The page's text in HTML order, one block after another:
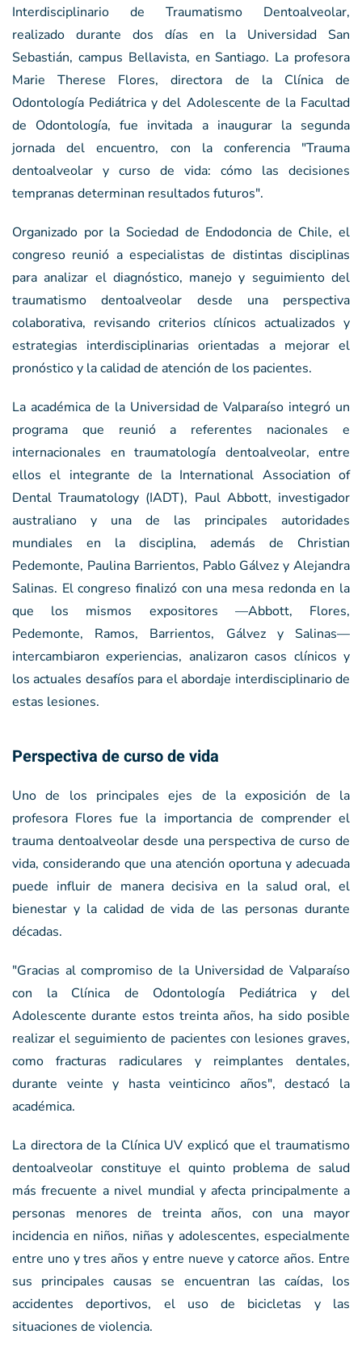
Interdisciplinario de Traumatismo Dentoalveolar,
realizado durante dos días en la Universidad San
Sebastián, campus Bellavista, en Santiago. La profesora
Marie Therese Flores, directora de la Clínica de
Odontología Pediátrica y del Adolescente de la Facultad
de Odontología, fue invitada a inaugurar la segunda
jornada del encuentro, con la conferencia "Trauma
dentoalveolar y curso de vida: cómo las decisiones
tempranas determinan resultados futuros".
Organizado por la Sociedad de Endodoncia de Chile, el
congreso reunió a especialistas de distintas disciplinas
para analizar el diagnóstico, manejo y seguimiento del
traumatismo dentoalveolar desde una perspectiva
colaborativa, revisando criterios clínicos actualizados y
estrategias interdisciplinarias orientadas a mejorar el
pronóstico y la calidad de atención de los pacientes.
La académica de la Universidad de Valparaíso integró un
programa que reunió a referentes nacionales e
internacionales en traumatología dentoalveolar, entre
ellos el integrante de la International Association of
Dental Traumatology (IADT), Paul Abbott, investigador
australiano y una de las principales autoridades
mundiales en la disciplina, además de Christian
Pedemonte, Paulina Barrientos, Pablo Gálvez y Alejandra
Salinas. El congreso finalizó con una mesa redonda en la
que los mismos expositores —Abbott, Flores,
Pedemonte, Ramos, Barrientos, Gálvez y Salinas—
intercambiaron experiencias, analizaron casos clínicos y
los actuales desafíos para el abordaje interdisciplinario de
estas lesiones.
Perspectiva de curso de vida
Uno de los principales ejes de la exposición de la
profesora Flores fue la importancia de comprender el
trauma dentoalveolar desde una perspectiva de curso de
vida, considerando que una atención oportuna y adecuada
puede influir de manera decisiva en la salud oral, el
bienestar y la calidad de vida de las personas durante
décadas.
"Gracias al compromiso de la Universidad de Valparaíso
con la Clínica de Odontología Pediátrica y del
Adolescente durante estos treinta años, ha sido posible
realizar el seguimiento de pacientes con lesiones graves,
como fracturas radiculares y reimplantes dentales,
durante veinte y hasta veinticinco años", destacó la
académica.
La directora de la Clínica UV explicó que el traumatismo
dentoalveolar constituye el quinto problema de salud
más frecuente a nivel mundial y afecta principalmente a
personas menores de treinta años, con una mayor
incidencia en niños, niñas y adolescentes, especialmente
entre uno y tres años y entre nueve y catorce años. Entre
sus principales causas se encuentran las caídas, los
accidentes deportivos, el uso de bicicletas y las
situaciones de violencia.